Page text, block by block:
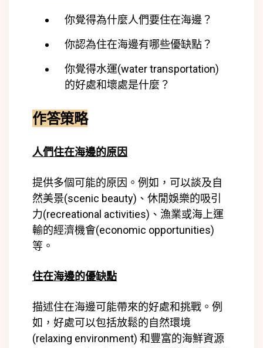
你覺得為什麼人們要住在海邊？
你認為住在海邊有哪些優缺點？
你覺得水運(water transportation)
的好處和壞處是什麼？
作答策略
人們住在海邊的原因
提供多個可能的原因。例如，可以談及自
然美景(scenic beauty)、休閒娛樂的吸引
力(recreational activities)、漁業或海上運
輸的經濟機會(economic opportunities)
等。
住在海邊的優缺點
描述住在海邊可能帶來的好處和挑戰。例
如，好處可以包括放鬆的自然環境
(relaxing environment) 和豐富的海鮮資源